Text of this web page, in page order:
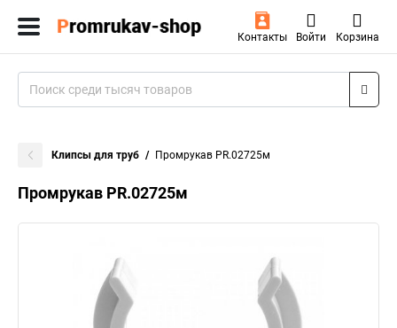
Контакты Войти Корзина
Клипсы для труб Промрукав PR.02725м
Промрукав PR.02725м